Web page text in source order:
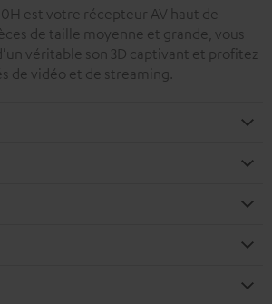
est votre récepteur AV haut de
de taille moyenne et grande, vous
véritable son 3D captivant et profitez
de vidéo et de streaming.